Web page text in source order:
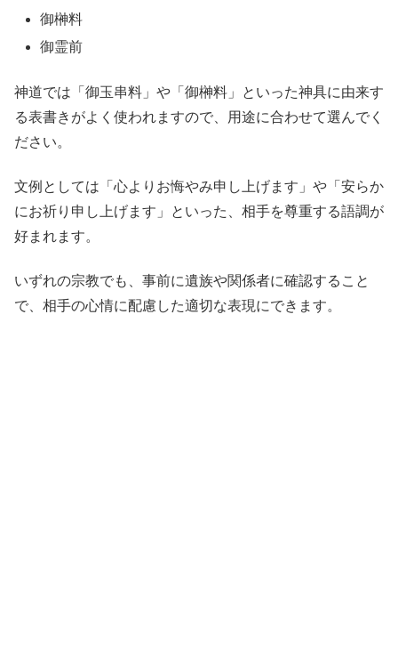
御榊料
御霊前
神道では「御玉串料」や「御榊料」といった神具に由来す
る表書きがよく使われますので、用途に合わせて選んでく
ださい。
文例としては「心よりお悔やみ申し上げます」や「安らか
にお祈り申し上げます」といった、相手を尊重する語調が
好まれます。
いずれの宗教でも、事前に遺族や関係者に確認すること
で、相手の心情に配慮した適切な表現にできます。